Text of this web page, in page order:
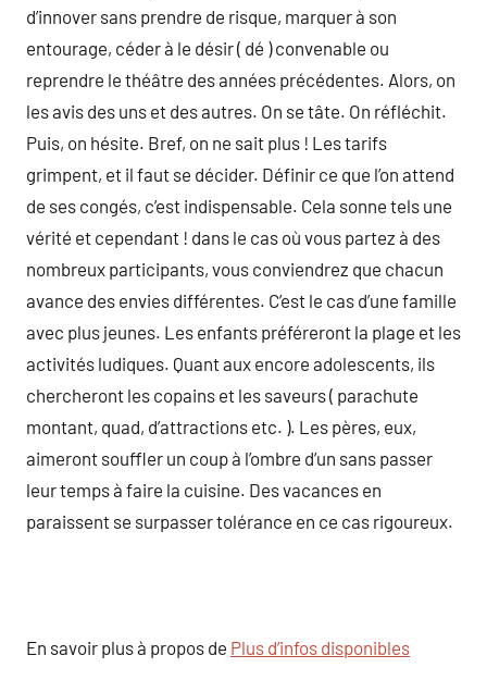
d’innover sans prendre de risque, marquer à son
entourage, céder à le désir ( dé ) convenable ou
reprendre le théâtre des années précédentes. Alors, on
les avis des uns et des autres. On se tâte. On réfléchit.
Puis, on hésite. Bref, on ne sait plus ! Les tarifs
grimpent, et il faut se décider. Définir ce que l’on attend
de ses congés, c’est indispensable. Cela sonne tels une
vérité et cependant ! dans le cas où vous partez à des
nombreux participants, vous conviendrez que chacun
avance des envies différentes. C’est le cas d’une famille
avec plus jeunes. Les enfants préféreront la plage et les
activités ludiques. Quant aux encore adolescents, ils
chercheront les copains et les saveurs ( parachute
montant, quad, d’attractions etc. ). Les pères, eux,
aimeront souffler un coup à l’ombre d’un sans passer
leur temps à faire la cuisine. Des vacances en
paraissent se surpasser tolérance en ce cas rigoureux.
En savoir plus à propos de Plus d’infos disponibles